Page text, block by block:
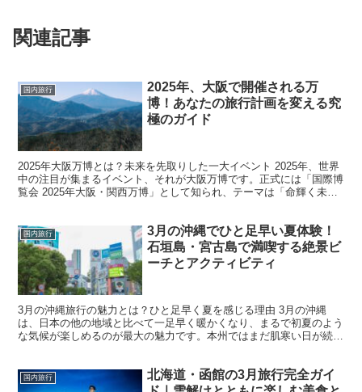
関連記事
国内旅行
2025年、大阪で開催される万
博！あなたの旅行計画を変える究
極のガイド
2025年大阪万博とは？未来を先取りした一大イベント 2025年、世界
中の注目が集まるイベント、それが大阪万博です。正式には「国際博
覧会 2025年大阪・関西万博」として知られ、テーマは「命輝く未来
国内旅行
3月の沖縄でひと足早い夏体験！
石垣島・宮古島で満喫する絶景ビ
ーチとアクティビティ
3月の沖縄旅行の魅力とは？ひと足早く夏を感じる理由 3月の沖縄
は、日本の他の地域と比べて一足早く暖かくなり、まるで初夏のよう
な気候が楽しめるのが最大の魅力です。本州ではまだ肌寒い日が続く
国内旅行
北海道・函館の3月旅行完全ガイ